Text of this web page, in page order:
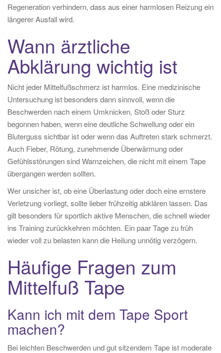
Regeneration verhindern, dass aus einer harmlosen Reizung ein
längerer Ausfall wird.
Wann ärztliche
Abklärung wichtig ist
Nicht jeder Mittelfußschmerz ist harmlos. Eine medizinische
Untersuchung ist besonders dann sinnvoll, wenn die
Beschwerden nach einem Umknicken, Stoß oder Sturz
begonnen haben, wenn eine deutliche Schwellung oder ein
Bluterguss sichtbar ist oder wenn das Auftreten stark schmerzt.
Auch Fieber, Rötung, zunehmende Überwärmung oder
Gefühlsstörungen sind Warnzeichen, die nicht mit einem Tape
übergangen werden sollten.
Wer unsicher ist, ob eine Überlastung oder doch eine ernstere
Verletzung vorliegt, sollte lieber frühzeitig abklären lassen. Das
gilt besonders für sportlich aktive Menschen, die schnell wieder
ins Training zurückkehren möchten. Ein paar Tage zu früh
wieder voll zu belasten kann die Heilung unnötig verzögern.
Häufige Fragen zum
Mittelfuß Tape
Kann ich mit dem Tape Sport
machen?
Bei leichten Beschwerden und gut sitzendem Tape ist moderate